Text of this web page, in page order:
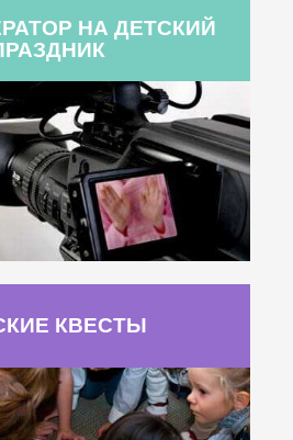
НА ДЕТСКИЙ
КВЕСТЫ